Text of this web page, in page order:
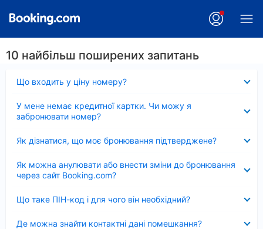
10 найбільш поширених запитань
Що входить у ціну номеру?
У мене немає кредитної картки. Чи можу я
забронювати номер?
Як дізнатися, що моє бронювання підтверджене?
Як можна анулювати або внести зміни до бронювання
через сайт Booking.com?
Що таке ПІН-код і для чого він необхідний?
Де можна знайти контактні дані помешкання?